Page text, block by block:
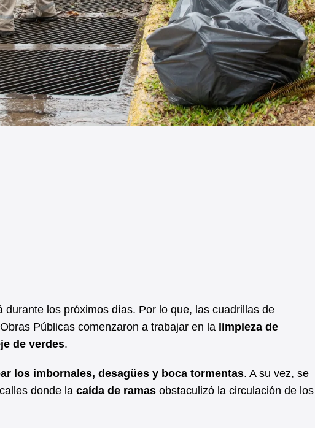
durante los próximos días. Por lo que, las cuadrillas de
Públicas comenzaron a trabajar en la limpieza de
de verdes.
los imbornales, desagües y boca tormentas. A su vez, se
donde la caída de ramas obstaculizó la circulación de los